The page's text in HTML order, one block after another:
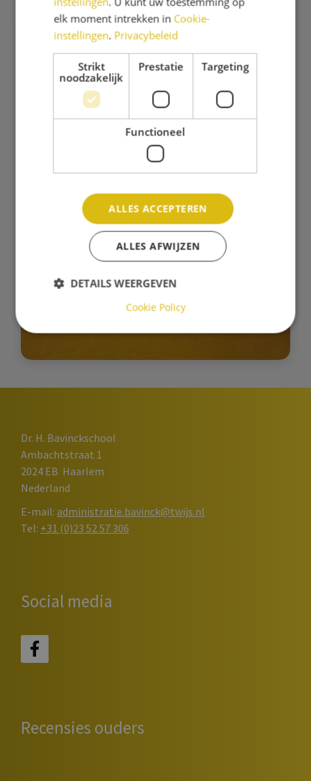
Dr. H. Bavinckschool
Ambachtstraat 1
2024 EB Haarlem
Nederland
E-mail: administratie.bavinck@twijs.nl
Tel: +31 (0)23 52 57 306
Social media
Recensies ouders
elk moment intrekken in Cookie-
instellingen. Privacybeleid
Strikt
noodzakelijk
Prestatie Targeting
Functioneel
ALLES ACCEPTEREN
ALLES AFWIJZEN
DETAILS WEERGEVEN
Cookie Policy